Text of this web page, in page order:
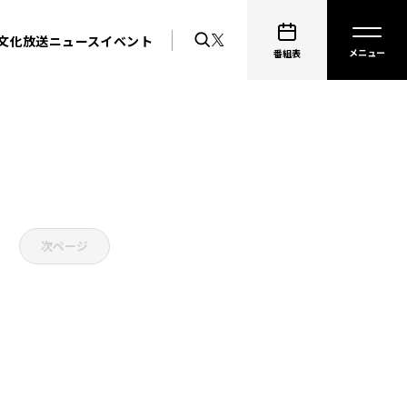
化放送ニュースイベント
番組表
次ページ